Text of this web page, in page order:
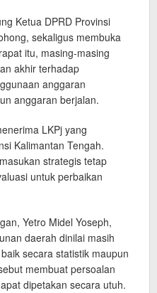
Ketua DPRD Provinsi
sekaligus membuka
itu, masing-masing
akhir terhadap
anggaran
anggaran berjalan.
LKPj yang
Kalimantan Tengah.
strategis tetap
untuk perbaikan
Yetro Midel Yoseph,
daerah dinilai masih
secara statistik maupun
membuat persoalan
dipetakan secara utuh.